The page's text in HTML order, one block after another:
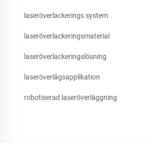
laseröverlackerings system
laseröverlackeringsmaterial
laseröverlackeringslösning
laseröverlågsapplikation
robotiserad laseröverläggning